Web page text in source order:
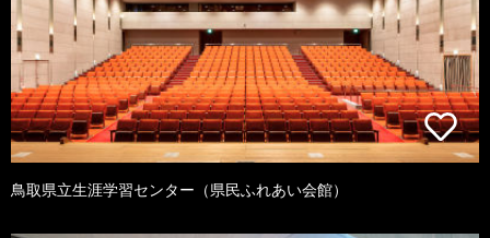
鳥取県立生涯学習センター（県民ふれあい会館）